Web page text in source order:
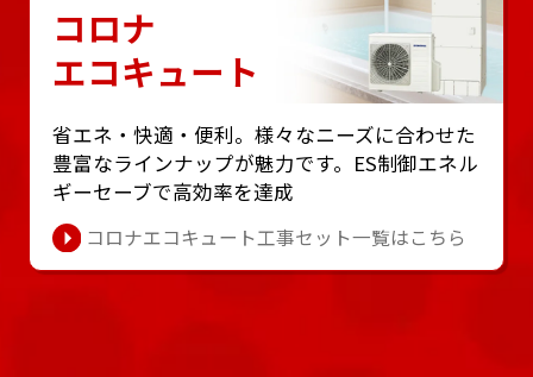
コロナ
エコキュート
省エネ・快適・便利。様々なニーズに合わせた
豊富なラインナップが魅⼒です。ES制御エネル
ギーセーブで⾼効率を達成
コロナエコキュート工事セット一覧はこちら